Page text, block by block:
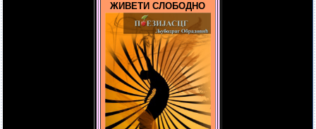
ЖИВЕТИ СЛОБОДНО